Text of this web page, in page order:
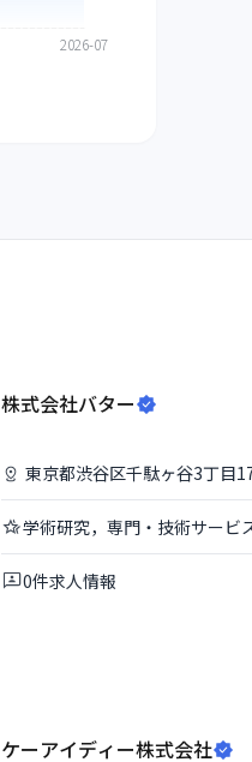
株式会社バター
東京都渋谷区千駄ヶ谷3丁目
学術研究，専門・技術サービ
0件求人情報
ケーアイディー株式会社